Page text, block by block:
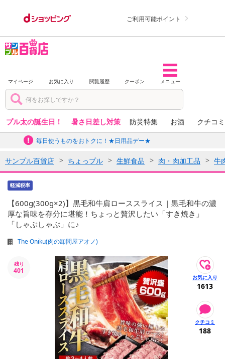
ご利用可能ポイント
マイページ お気に入り 閲覧履歴 クーポン メニュー
プル太の誕生日！ 暑さ日差し対策 防災特集 お酒 クチコ
毎日使うものをおトクに！★日用品デー★
サンプル百貨店 ちょっプル 生鮮食品 肉・肉加工品 牛
軽減税率
【600g(300g×2)】黒毛和牛肩ローススライス | 黒毛和牛の濃
厚な旨味を存分に堪能！ちょっと贅沢したい「すき焼き」
「しゃぶしゃぶ」に♪
The Oniku(肉の卸問屋アオノ)
残り
401
1613
188